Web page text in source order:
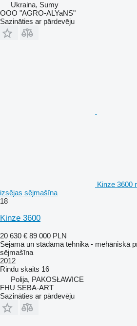
Ukraina, Sumy
OOO "AGRO-ALYaNS"
Sazināties ar pārdevēju
Kinze 3600
izsējas sējmašīna
18
Kinze 3600
20 630 € 89 000 PLN
Sējamā un stādāmā tehnika - mehāniskā
sējmašīna
2012
Rindu skaits 16
Polija, PAKOSŁAWICE
FHU SEBA-ART
Sazināties ar pārdevēju